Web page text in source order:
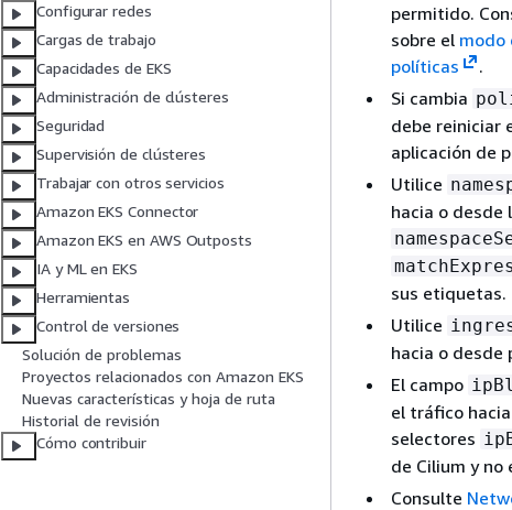
Configurar redes
Cargas de trabajo
Capacidades de EKS
Administración de clústeres
Seguridad
Supervisión de clústeres
Trabajar con otros servicios
Amazon EKS Connector
Amazon EKS en AWS Outposts
IA y ML en EKS
Herramientas
Control de versiones
Solución de problemas
Proyectos relacionados con Amazon EKS
Nuevas características y hoja de ruta
Historial de revisión
Cómo contribuir
permitido.
sobre el modo
políticas
.
Si cambia
debe reiniciar
aplicación de
Utilice
hacia o desde
sus etiquetas.
Utilice
hacia o desde
El campo
el tráfico
selectores
de Cilium y no
Consulte